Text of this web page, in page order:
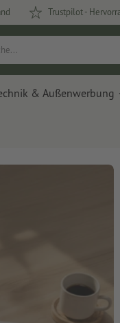
Trustpilot -
& Außenwerbung